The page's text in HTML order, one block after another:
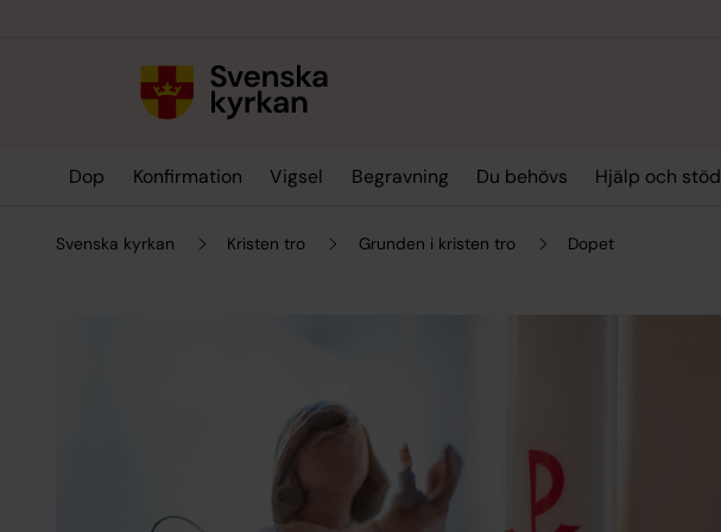
Dop Konfirmation Vigsel Begravning Du behövs Hjälp och stöd
Svenska kyrkan Kristen tro Grunden i kristen tro Dopet